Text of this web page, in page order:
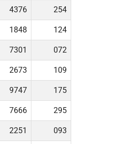
4376 254
1848 124
7301 072
2673 109
9747 175
7666 295
2251 093